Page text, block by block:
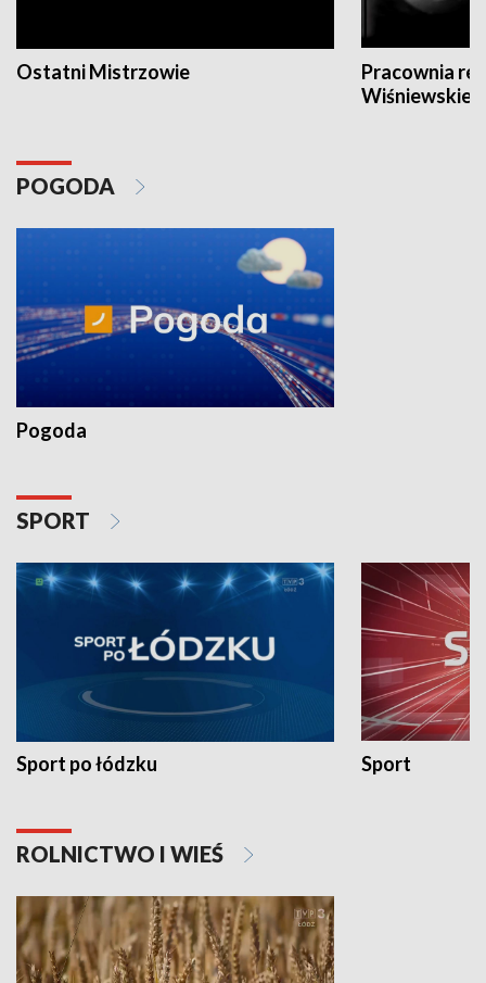
Ostatni Mistrzowie
Pracownia
POGODA
Pogoda
SPORT
Sport po łódzku Sport
ROLNICTWO I WIEŚ